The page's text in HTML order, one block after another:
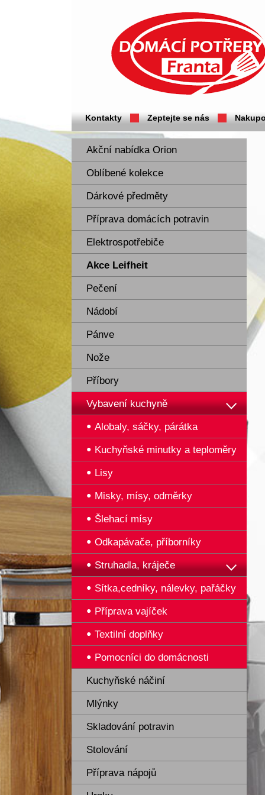
Kontakty
Zeptejte se nás
Akční nabídka Orion
Oblíbené kolekce
Dárkové předměty
Příprava domácích potravin
Elektrospotřebiče
Akce Leifheit
Pečení
Nádobí
Pánve
Nože
Příbory
Vybavení kuchyně
Alobaly, sáčky, párátka
Kuchyňské minutky a teploměry
Lisy
Misky, mísy, odměrky
Šlehací mísy
Odkapávače, příborníky
Struhadla, kráječe
Sítka,cedníky, nálevky, pařáčky
Příprava vajíček
Textilní doplňky
Pomocníci do domácnosti
Kuchyňské náčiní
Mlýnky
Skladování potravin
Stolování
Příprava nápojů